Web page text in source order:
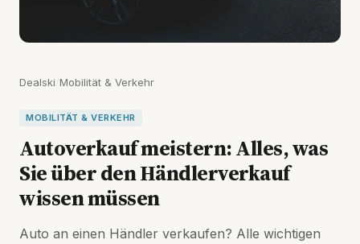
Dealski Mobilität & Verkehr
MOBILITÄT & VERKEHR
Autoverkauf meistern: Alles, was
Sie über den Händlerverkauf
wissen müssen
Auto an einen Händler verkaufen? Alle wichtigen